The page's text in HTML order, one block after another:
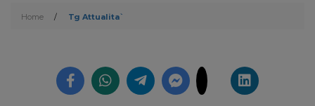
Home / Tg Attualita`